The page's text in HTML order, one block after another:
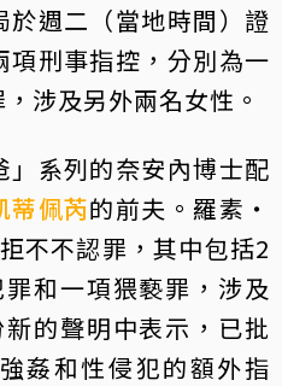
週二（當地時間）證
刑事指控，分別為一
，涉及另外兩名女性。
系列的奈安內博士配
蒂佩芮的前夫。羅素・
不不認罪，其中包括2
和一項猥褻罪，涉及
的聲明中表示，已批
姦和性侵犯的額外指